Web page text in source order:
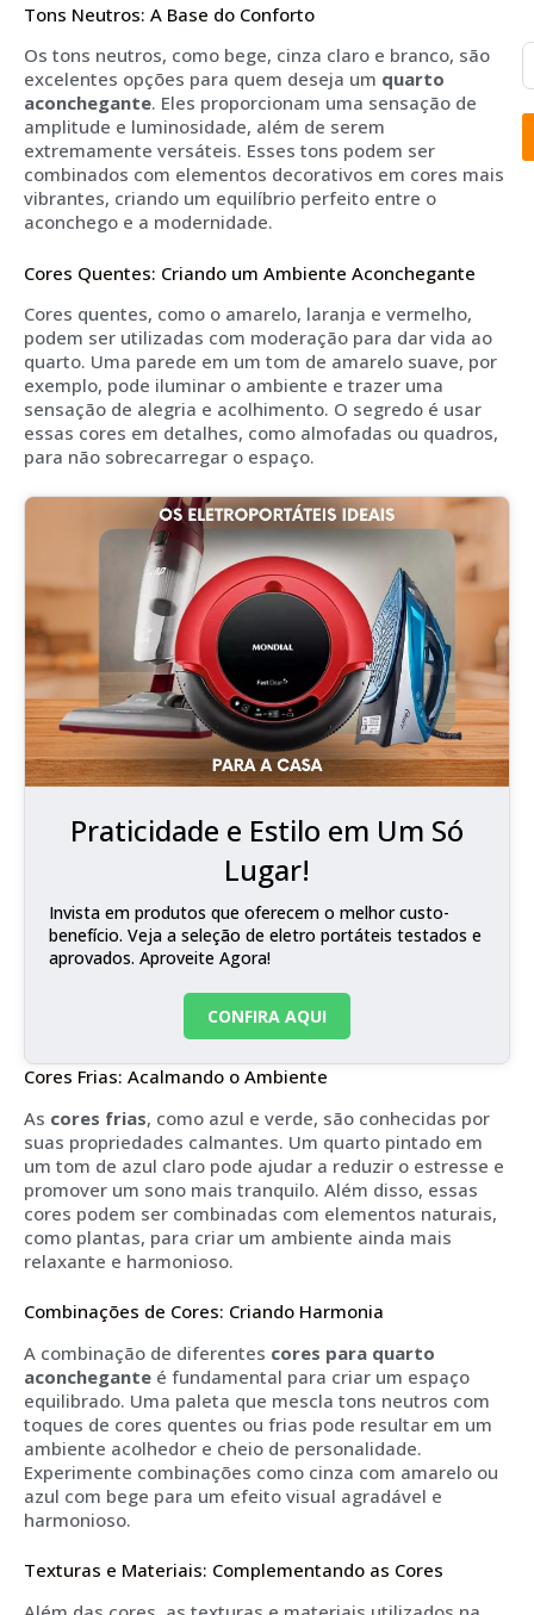
Tons Neutros: A Base do Conforto
Os tons neutros, como bege, cinza claro e branco, são
excelentes opções para quem deseja um quarto
aconchegante. Eles proporcionam uma sensação de
amplitude e luminosidade, além de serem
extremamente versáteis. Esses tons podem ser
combinados com elementos decorativos em cores mais
vibrantes, criando um equilíbrio perfeito entre o
aconchego e a modernidade.
Cores Quentes: Criando um Ambiente Aconchegante
Cores quentes, como o amarelo, laranja e vermelho,
podem ser utilizadas com moderação para dar vida ao
quarto. Uma parede em um tom de amarelo suave, por
exemplo, pode iluminar o ambiente e trazer uma
sensação de alegria e acolhimento. O segredo é usar
essas cores em detalhes, como almofadas ou quadros,
para não sobrecarregar o espaço.
Praticidade e Estilo em Um Só
Lugar!
Invista em produtos que oferecem o melhor custo-
benefício. Veja a seleção de eletro portáteis testados e
aprovados. Aproveite Agora!
CONFIRA AQUI
Cores Frias: Acalmando o Ambiente
As cores frias, como azul e verde, são conhecidas por
suas propriedades calmantes. Um quarto pintado em
um tom de azul claro pode ajudar a reduzir o estresse e
promover um sono mais tranquilo. Além disso, essas
cores podem ser combinadas com elementos naturais,
como plantas, para criar um ambiente ainda mais
relaxante e harmonioso.
Combinações de Cores: Criando Harmonia
A combinação de diferentes cores para quarto
aconchegante é fundamental para criar um espaço
equilibrado. Uma paleta que mescla tons neutros com
toques de cores quentes ou frias pode resultar em um
ambiente acolhedor e cheio de personalidade.
Experimente combinações como cinza com amarelo ou
azul com bege para um efeito visual agradável e
harmonioso.
Texturas e Materiais: Complementando as Cores